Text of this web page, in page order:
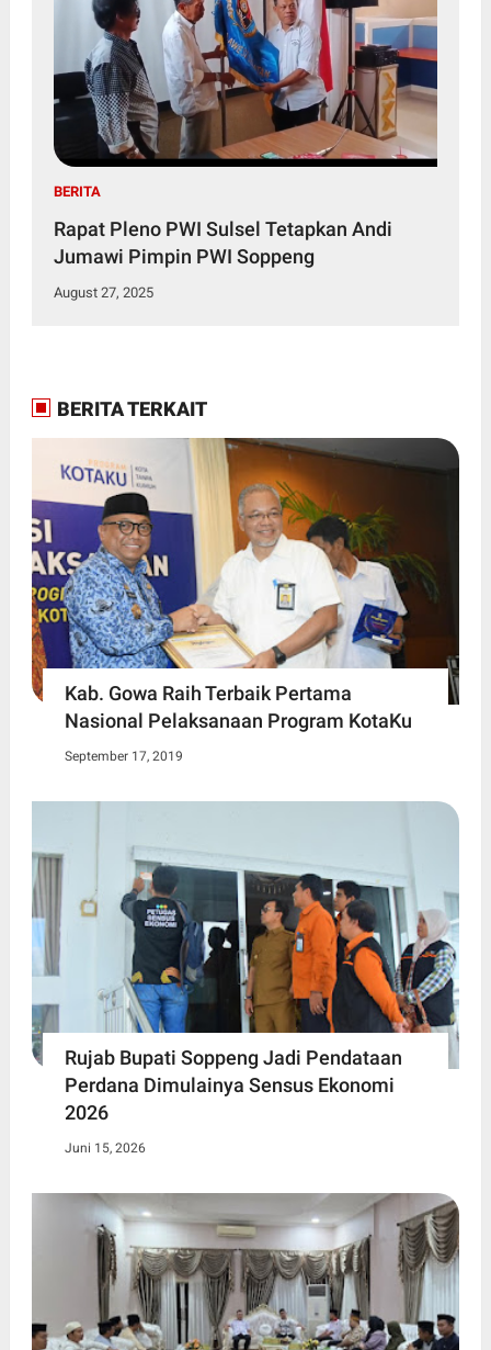
BERITA
Rapat Pleno PWI Sulsel Tetapkan Andi
Jumawi Pimpin PWI Soppeng
August 27, 2025
BERITA TERKAIT
Kab. Gowa Raih Terbaik Pertama
Nasional Pelaksanaan Program KotaKu
September 17, 2019
Rujab Bupati Soppeng Jadi Pendataan
Perdana Dimulainya Sensus Ekonomi
2026
Juni 15, 2026